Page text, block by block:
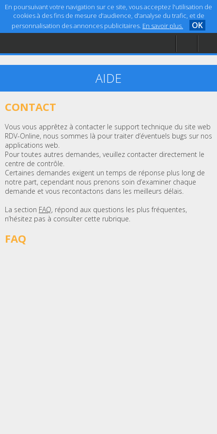
En poursuivant votre navigation sur ce site, vous acceptez l'utilisation de
cookies à des fins de mesure d'audience, d'analyse du trafic, et de
personnalisation des annonces publicitaires. En savoir plus. OK
Accueil
Aide
AIDE
CONTACT
Vous vous apprêtez à contacter le support technique du site web
RDV-Online, nous sommes là pour traiter d’éventuels bugs sur nos
applications web.
Pour toutes autres demandes, veuillez contacter directement le
centre de contrôle.
Certaines demandes exigent un temps de réponse plus long de
notre part, cependant nous prenons soin d’examiner chaque
demande et vous recontactons dans les meilleurs délais.
La section FAQ, répond aux questions les plus fréquentes,
n’hésitez pas à consulter cette rubrique.
FAQ